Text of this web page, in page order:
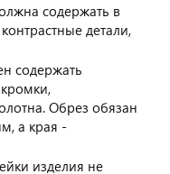
содержать в
детали,
содержать
Обрез обязан
а края -
изделия не